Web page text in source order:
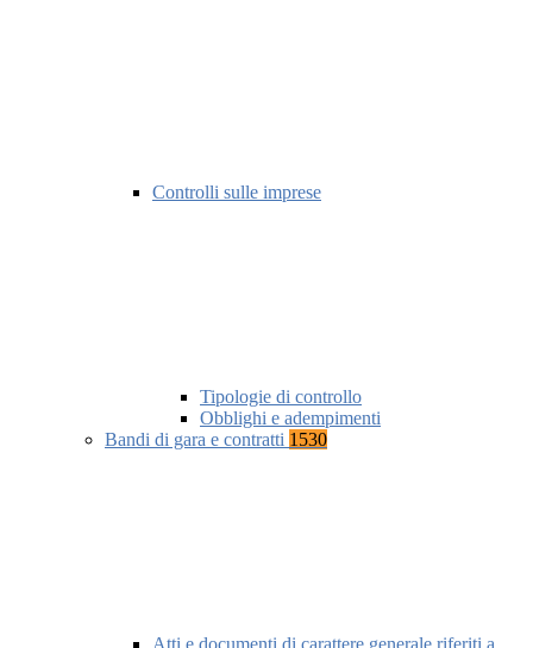
Controlli sulle imprese
Tipologie di controllo
Obblighi e adempimenti
Bandi di gara e contratti 1530